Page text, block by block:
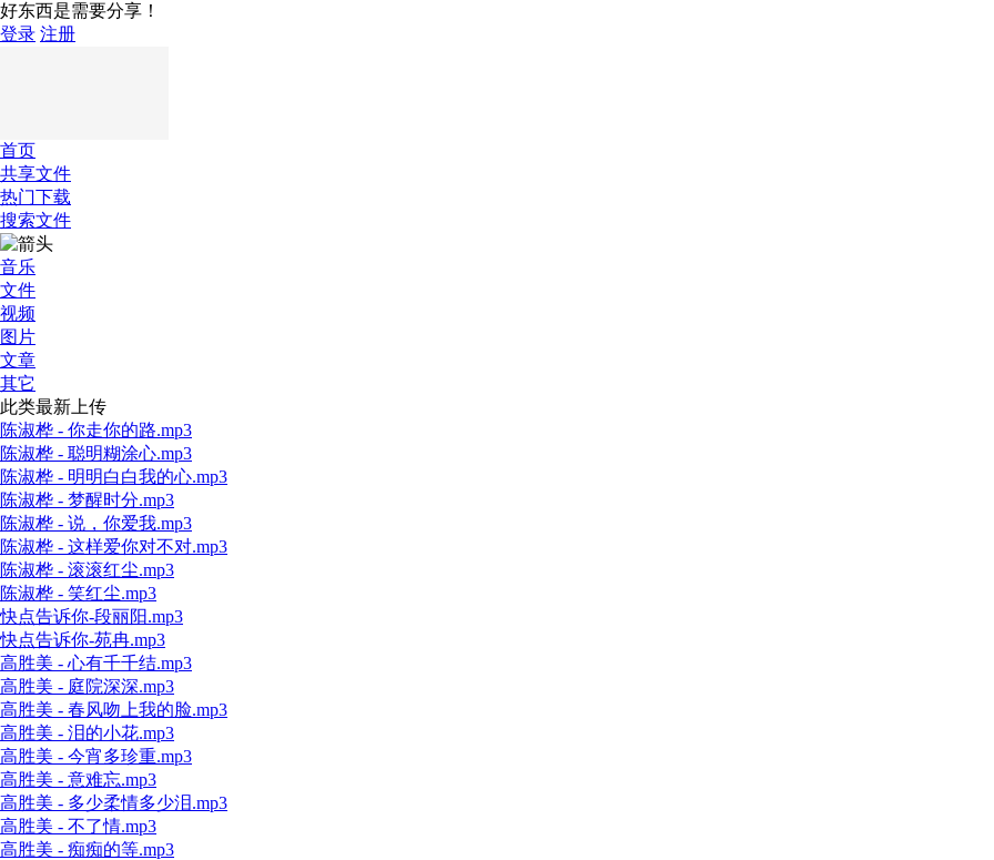
好东西是需要分享！
登录 注册
首页
共享文件
热门下载
搜索文件
音乐
文件
视频
图片
文章
其它
此类最新上传
陈淑桦 - 你走你的路.mp3
陈淑桦 - 聪明糊涂心.mp3
陈淑桦 - 明明白白我的心.mp3
陈淑桦 - 梦醒时分.mp3
陈淑桦 - 说，你爱我.mp3
陈淑桦 - 这样爱你对不对.mp3
陈淑桦 - 滚滚红尘.mp3
陈淑桦 - 笑红尘.mp3
快点告诉你-段丽阳.mp3
快点告诉你-苑冉.mp3
高胜美 - 心有千千结.mp3
高胜美 - 庭院深深.mp3
高胜美 - 春风吻上我的脸.mp3
高胜美 - 泪的小花.mp3
高胜美 - 今宵多珍重.mp3
高胜美 - 意难忘.mp3
高胜美 - 多少柔情多少泪.mp3
高胜美 - 不了情.mp3
高胜美 - 痴痴的等.mp3